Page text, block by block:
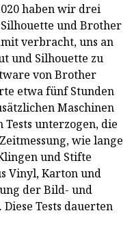
haben wir drei
und Brother
verbracht, uns an
und Silhouette zu
von Brother
etwa fünf Stunden
Maschinen
unterzogen, die
wie lange
und Stifte
Vinyl, Karton und
der Bild- und
Tests dauerten